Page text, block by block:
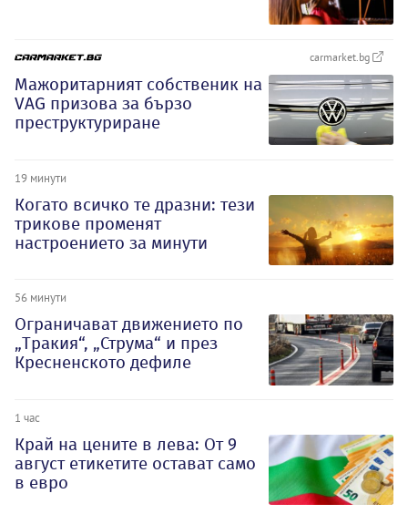
carmarket.bg
Мажоритарният собственик на
VAG призова за бързо
преструктуриране
19 минути
Когато всичко те дразни: тези
трикове променят
настроението за минути
56 минути
Ограничават движението по
„Тракия“, „Струма“ и през
Кресненското дефиле
1 час
Край на цените в лева: От 9
август етикетите остават само
в евро